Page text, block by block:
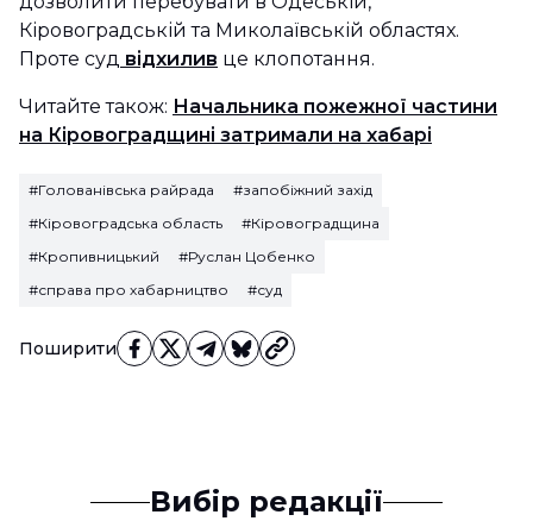
Поширити
Кіровоградській та Миколаївській областях.
Проте суд відхилив це клопотання.
Читайте також: Начальника пожежної частини
на Кіровоградщині затримали на хабарі
#Голованівська райрада
#запобіжний захід
#Кіровоградська область
#Кіровоградщина
#Кропивницький
#Руслан Цобенко
#справа про хабарництво
#суд
Вибір редакції